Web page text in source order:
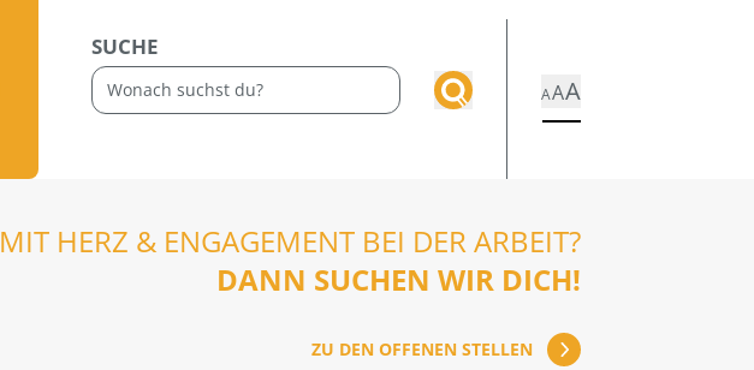
SUCHE
AAA
MIT HERZ & ENGAGEMENT BEI DER ARBEIT?
DANN SUCHEN WIR DICH!
ZU DEN OFFENEN STELLEN